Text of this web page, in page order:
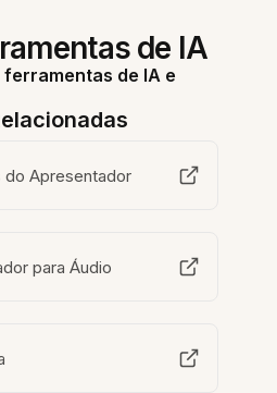
de IA
de IA e
do Apresentador
para Áudio